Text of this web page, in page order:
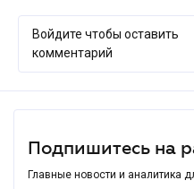
Войдите чтобы оставить
комментарий
Подпишитесь на
Главные новости и аналитика